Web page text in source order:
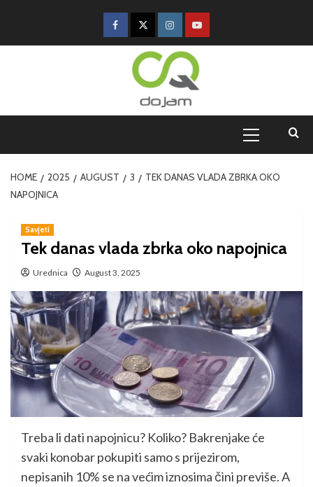
HOME 2025 AUGUST 3
TEK DANAS VLADA ZBRKA OKO
NAPOJNICA
Savjeti
Tek danas vlada zbrka oko napojnica
Urednica August 3, 2025
Treba li dati napojnicu? Koliko? Bakrenjake će
svaki konobar pokupiti samo s prijezirom,
nepisanih 10% se na većim iznosima čini previše. A